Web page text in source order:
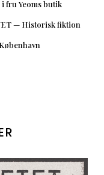
fru Yeoms butik
— Historisk fiktion